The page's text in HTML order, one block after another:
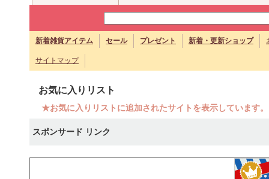
新着雑貨アイテム セール プレゼント 新着・更新ショップ
サイトマップ
お気に入りリスト
★お気に入りリストに追加されたサイトを表示しています
スポンサード リンク